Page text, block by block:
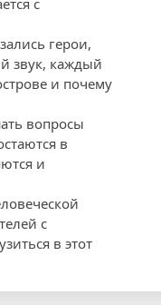
с
герои,
звук, каждый
и почему
вопросы
в
и
с
в этот